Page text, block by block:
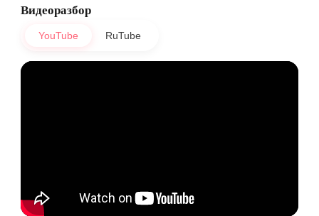
Видеоразбор
YouTube RuTube